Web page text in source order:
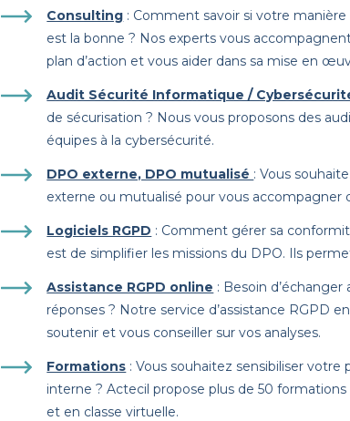
Consulting : Comment savoir si votre
est la bonne ? Nos experts vous
plan d’action et vous aider dans sa mise en
Audit Sécurité Informatique /
de sécurisation ? Nous vous proposons des
équipes à la cybersécurité.
DPO externe, DPO mutualisé : Vous
externe ou mutualisé pour vous accompagner
Logiciels RGPD : Comment gérer sa
est de simplifier les missions du DPO. Ils
Assistance RGPD online : Besoin
réponses ? Notre service d’assistance RGPD
soutenir et vous conseiller sur vos analyses.
Formations : Vous souhaitez sensibiliser
interne ? Actecil propose plus de 50
et en classe virtuelle.